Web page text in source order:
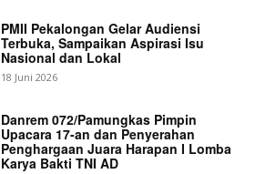
PMII Pekalongan Gelar Audiensi
Terbuka, Sampaikan Aspirasi Isu
Nasional dan Lokal
18 Juni 2026
Danrem 072/Pamungkas Pimpin
Upacara 17-an dan Penyerahan
Penghargaan Juara Harapan I Lomba
Karya Bakti TNI AD